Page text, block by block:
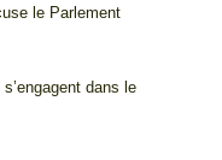
le Parlement
dans le